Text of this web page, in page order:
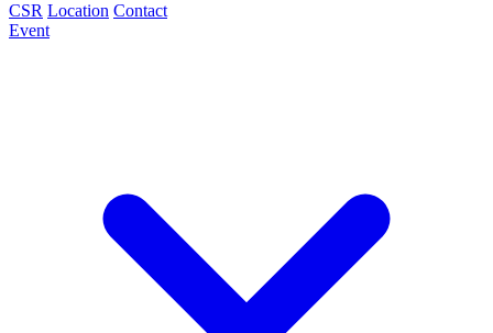
CSR Location Contact
Event